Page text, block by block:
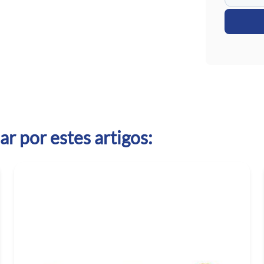
por estes artigos: